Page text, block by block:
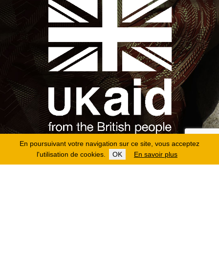
En poursuivant votre navigation sur ce site, vous acceptez
l'utilisation de cookies.
OK En savoir plus